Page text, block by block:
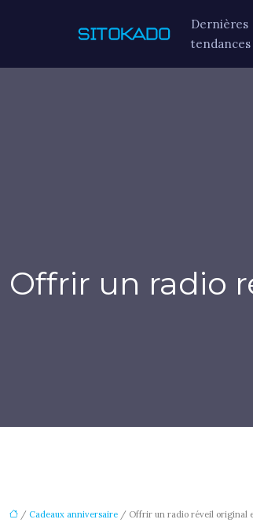
Dernières
tendances
Offrir un radio
/ Cadeaux anniversaire / Offrir un radio réveil original